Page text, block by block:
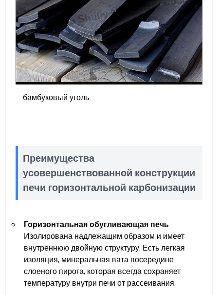
бамбуковый уголь
Преимущества
усовершенствованной конструкции
печи горизонтальной карбонизации
Горизонтальная обугливающая печь
Изолирована надлежащим образом и имеет
внутреннюю двойную структуру. Есть легкая
изоляция, минеральная вата посередине
слоеного пирога, которая всегда сохраняет
температуру внутри печи от рассеивания.